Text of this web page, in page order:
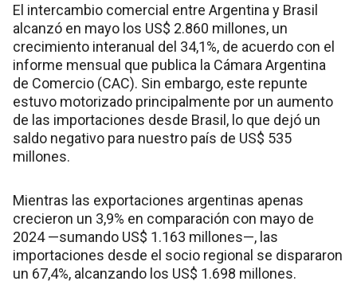
El intercambio comercial entre Argentina y Brasil
alcanzó en mayo los US$ 2.860 millones, un
crecimiento interanual del 34,1%, de acuerdo con el
informe mensual que publica la Cámara Argentina
de Comercio (CAC). Sin embargo, este repunte
estuvo motorizado principalmente por un aumento
de las importaciones desde Brasil, lo que dejó un
saldo negativo para nuestro país de US$ 535
millones.
Mientras las exportaciones argentinas apenas
crecieron un 3,9% en comparación con mayo de
2024 —sumando US$ 1.163 millones—, las
importaciones desde el socio regional se dispararon
un 67,4%, alcanzando los US$ 1.698 millones.